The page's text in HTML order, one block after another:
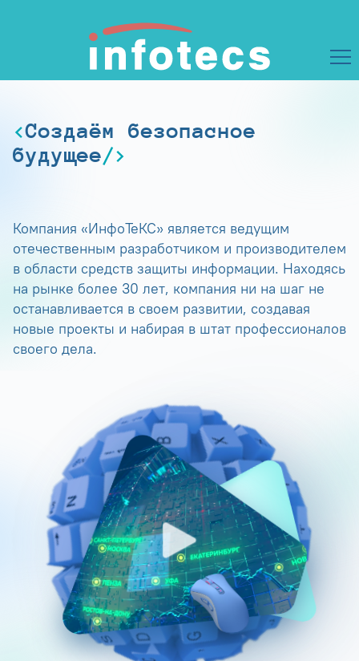
Создаём безопасное
будущее
Компания «ИнфоТеКС» является ведущим
отечественным разработчиком и производителем
в области средств защиты информации. Находясь
на рынке более 30 лет, компания ни на шаг не
останавливается в своем развитии, создавая
новые проекты и набирая в штат профессионалов
своего дела.